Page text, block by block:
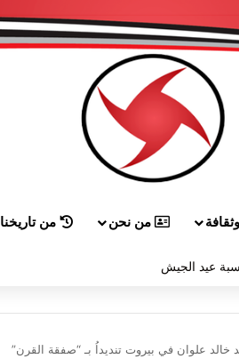
من نحن من تاريخنا
عيد الجيش
علوان في بيروت تنديداُ بـ “صفقة القرن”